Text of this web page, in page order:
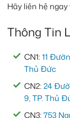
Hãy liên hệ ngay
Thông Tin
CN1:11
Thủ Đức
CN2:24
9, TP. Thủ
CN3:753